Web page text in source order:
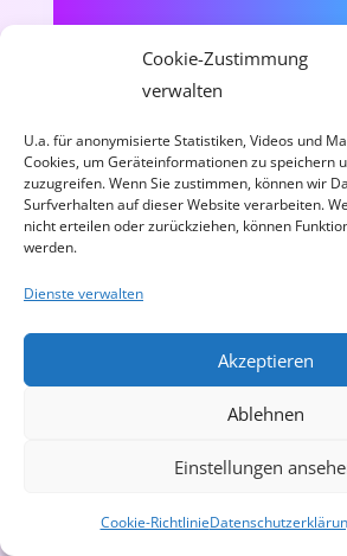
Cookie-Zustimmung
verwalten
U.a. für anonymisierte Statistiken, Videos und
Cookies, um Geräteinformationen zu speichern
zuzugreifen. Wenn Sie zustimmen, können wir
Surfverhalten auf dieser Website verarbeiten.
nicht erteilen oder zurückziehen, können
werden.
Dienste verwalten
Akzeptieren
Ablehnen
Einstellungen
Cookie-Richtlinie
Tel. 0176 478 400 10
Email senden